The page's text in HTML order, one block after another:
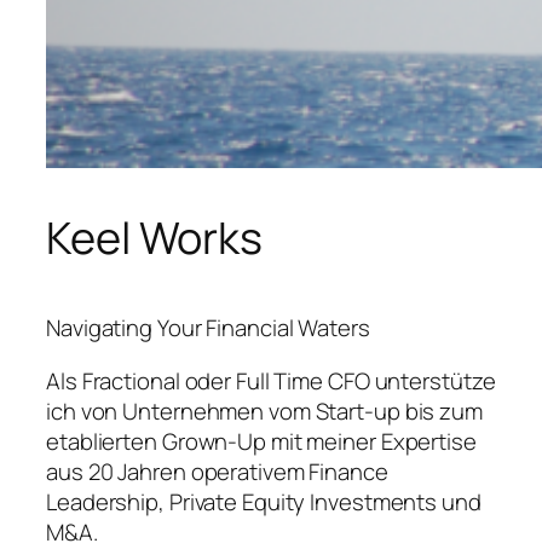
Keel Works
Navigating Your Financial Waters
Als Fractional oder Full Time CFO unterstütze
ich von Unternehmen vom Start-up bis zum
etablierten Grown-Up mit meiner Expertise
aus 20 Jahren operativem Finance
Leadership, Private Equity Investments und
M&A.